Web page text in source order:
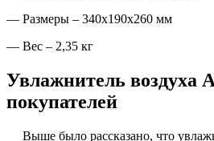
— Размеры – 340х190х260 мм
— Вес – 2,35 кг
Увлажнитель воздуха
покупателей
Выше было рассказано, что